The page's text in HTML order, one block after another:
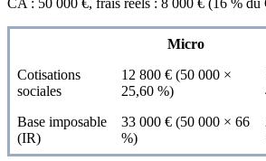
Micro
Cotisations
sociales
12 800 € (50 000 ×
25,60 %)
Base imposable
(IR)
33 000 € (50 000 × 66
%)